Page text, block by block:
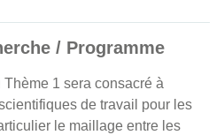
/ Programme
1 sera consacré à
de travail pour les
le maillage entre les